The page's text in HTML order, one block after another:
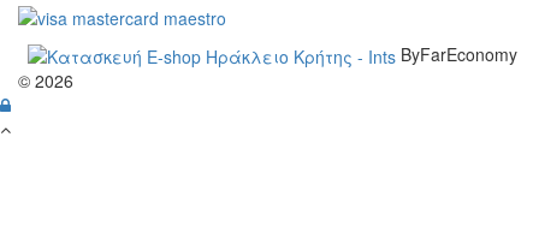
ByFarEconomy
© 2026